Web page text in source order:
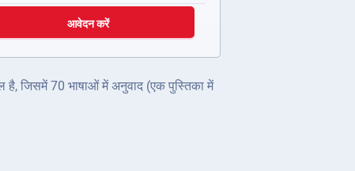
आवेदन करें
है, जिसमें 70 भाषाओं में अनुवाद (एक पुस्तिका में